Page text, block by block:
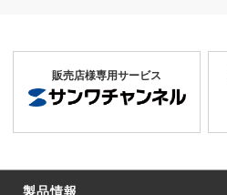
販売店様専用サービス
製品情報